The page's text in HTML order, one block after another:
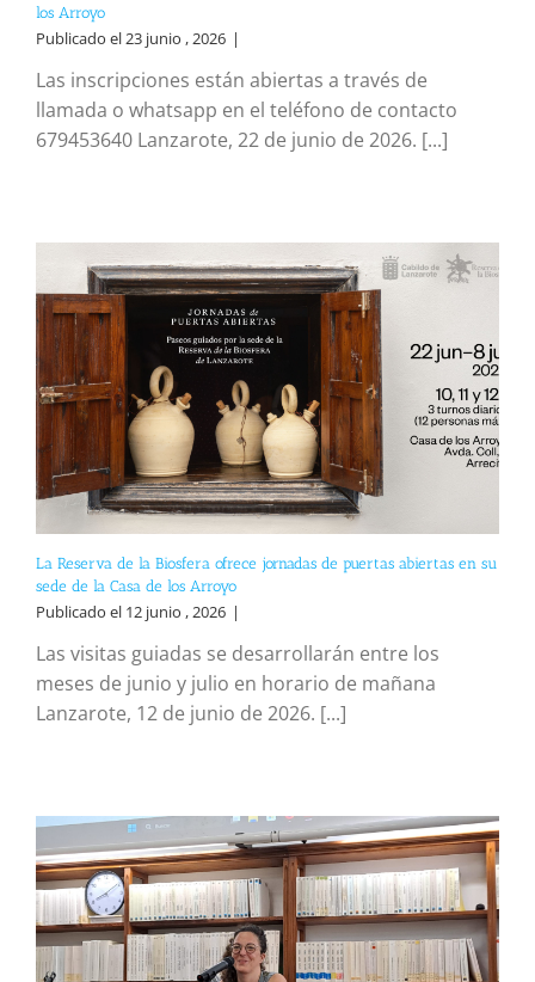
los Arroyo
Publicado el 23 junio , 2026 |
Las inscripciones están abiertas a través de
llamada o whatsapp en el teléfono de contacto
679453640 Lanzarote, 22 de junio de 2026. [...]
La Reserva de la Biosfera ofrece jornadas de puertas abiertas en su
sede de la Casa de los Arroyo
Publicado el 12 junio , 2026 |
Las visitas guiadas se desarrollarán entre los
meses de junio y julio en horario de mañana
Lanzarote, 12 de junio de 2026. [...]